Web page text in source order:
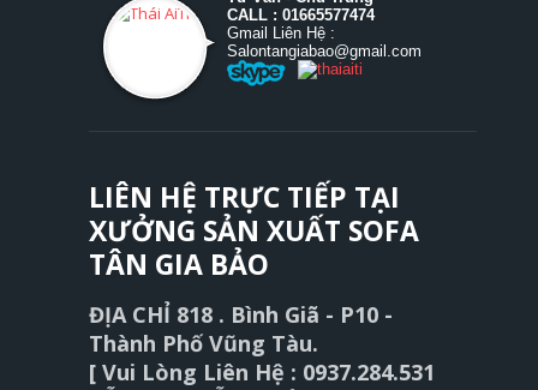
CALL : 01665577474
Gmail Liên Hệ :
Salontangiabao@gmail.com
LIÊN HỆ TRỰC TIẾP TẠI
XƯỞNG SẢN XUẤT SOFA
TÂN GIA BẢO
ĐỊA CHỈ 818 . Bình Giã - P10 -
Thành Phố Vũng Tàu.
[ Vui Lòng Liên Hệ : 0937.284.531